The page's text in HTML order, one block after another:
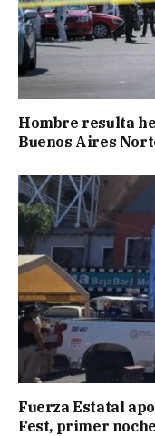
Hombre resulta
Buenos Aires
Fuerza Estatal
Fest, primer